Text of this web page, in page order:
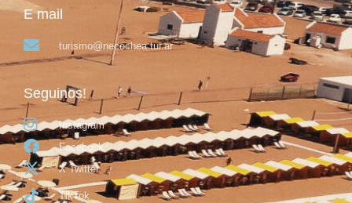
E mail
turismo@necochea.tur.ar
Seguinos!
Instagram
Facebook
X Twitter
TikTok